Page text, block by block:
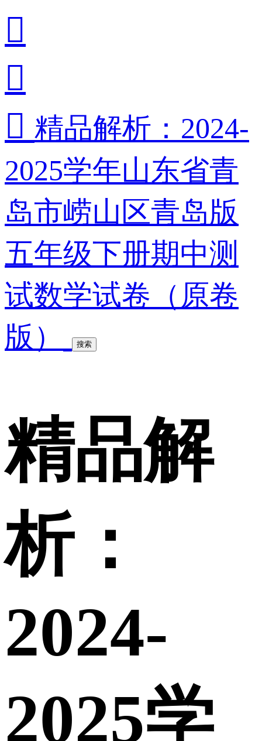


 精品解析：2024-
2025学年山东省青
岛市崂山区青岛版
五年级下册期中测
试数学试卷（原卷
版）
搜索
精品解
析：
2024-
2025学